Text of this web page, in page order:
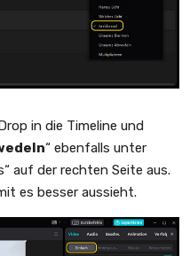
in die Timeline und
“ ebenfalls unter
auf der rechten Seite aus.
es besser aussieht.